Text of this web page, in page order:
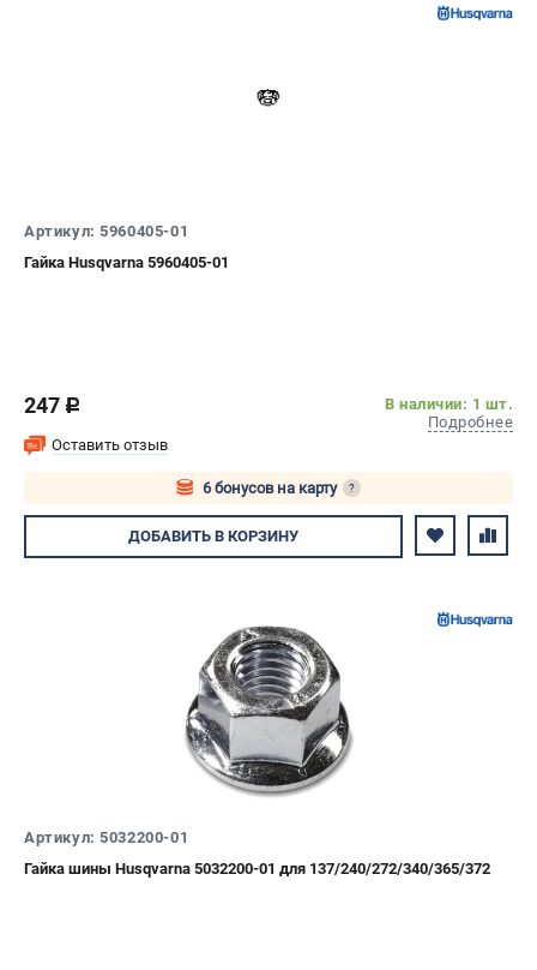
Артикул: 5960405-01
Гайка Husqvarna 5960405-01
247 c
В наличии: 1 шт.
Подробнее
Оставить отзыв
6 бонусов на карту ?
Авторизуйтесь
ДОБАВИТЬ В КОРЗИНУ
Артикул: 5032200-01
Гайка шины Husqvarna 5032200-01 для 137/240/272/340/365/372